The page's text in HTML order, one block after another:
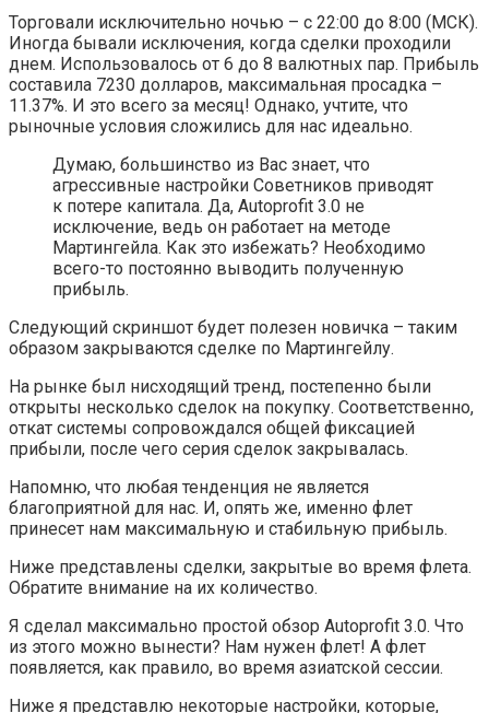
Торговали исключительно ночью – с 22:00 до 8:00 (МСК).
Иногда бывали исключения, когда сделки проходили
днем. Использовалось от 6 до 8 валютных пар. Прибыль
составила 7230 долларов, максимальная просадка –
11.37%. И это всего за месяц! Однако, учтите, что
рыночные условия сложились для нас идеально.
Думаю, большинство из Вас знает, что
агрессивные настройки Советников приводят
к потере капитала. Да, Autoprofit 3.0 не
исключение, ведь он работает на методе
Мартингейла. Как это избежать? Необходимо
всего-то постоянно выводить полученную
прибыль.
Следующий скриншот будет полезен новичка – таким
образом закрываются сделке по Мартингейлу.
На рынке был нисходящий тренд, постепенно были
открыты несколько сделок на покупку. Соответственно,
откат системы сопровождался общей фиксацией
прибыли, после чего серия сделок закрывалась.
Напомню, что любая тенденция не является
благоприятной для нас. И, опять же, именно флет
принесет нам максимальную и стабильную прибыль.
Ниже представлены сделки, закрытые во время флета.
Обратите внимание на их количество.
Я сделал максимально простой обзор Autoprofit 3.0. Что
из этого можно вынести? Нам нужен флет! А флет
появляется, как правило, во время азиатской сессии.
Ниже я представлю некоторые настройки, которые,